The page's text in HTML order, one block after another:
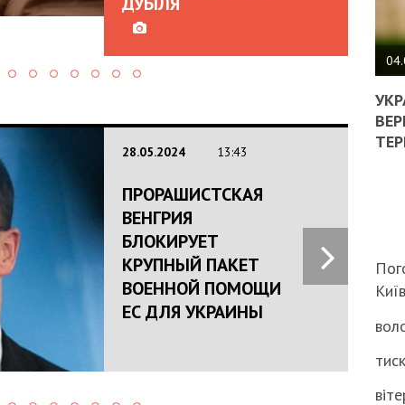
28.05.2024 13:43
ПРОРАШИСТСКАЯ
ВЕНГРИЯ
БЛОКИРУЕТ
КРУПНЫЙ ПАКЕТ
ВОЕННОЙ ПОМОЩИ
ЕС ДЛЯ УКРАИНЫ
НА
Київ